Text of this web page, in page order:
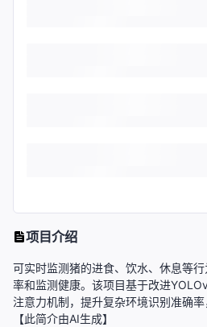
项目介绍
可实时监测猪的进食、饮水、休息等
率和监测健康。该项目基于改进
注意力机制，提升复杂环境识别准确率
【此简介由AI生成】